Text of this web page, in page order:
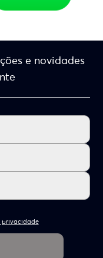
e novidades
privacidade